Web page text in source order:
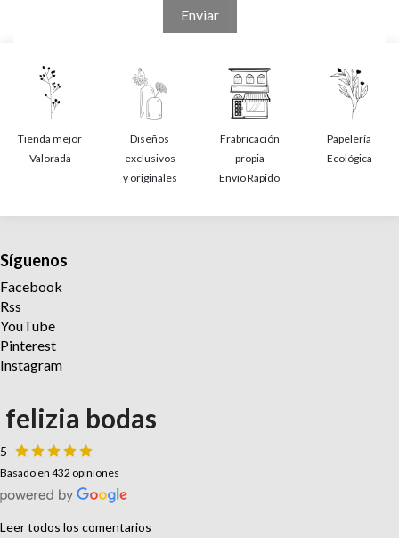
Tienda mejor
Valorada
Diseños
exclusivos
y originales
Frabricación
propia
Envío Rápido
Papelería
Ecológica
Síguenos
Facebook
Rss
YouTube
Pinterest
Instagram
felizia bodas
5
Basado en 432 opiniones
Leer todos los comentarios